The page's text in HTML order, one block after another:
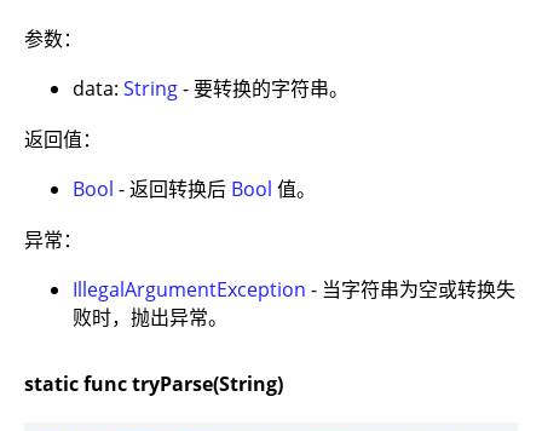
参数：
data: String- 要转换的字符串。
返回值：
Bool - 返回转换后 Bool 值。
异常：
IllegalArgumentException - 当字符串为空或转换失
败时，抛出异常。
static func tryParse(String)